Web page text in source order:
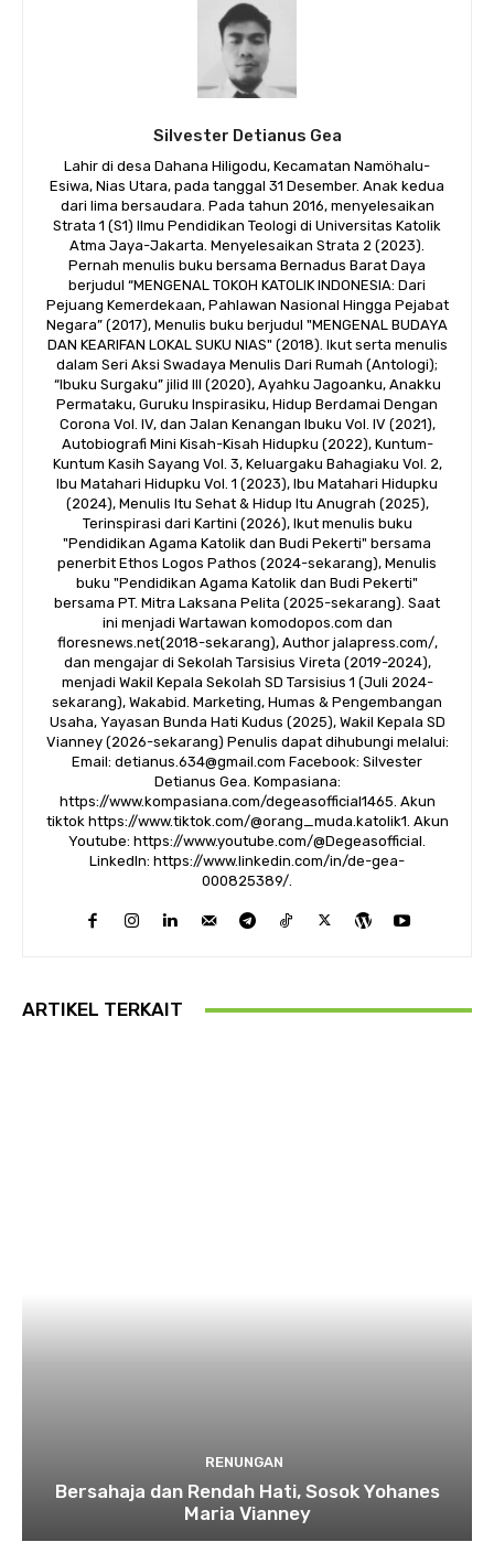
Silvester Detianus Gea
Lahir di desa Dahana Hiligodu, Kecamatan Namöhalu-
Esiwa, Nias Utara, pada tanggal 31 Desember. Anak kedua
dari lima bersaudara. Pada tahun 2016, menyelesaikan
Strata 1 (S1) Ilmu Pendidikan Teologi di Universitas Katolik
Atma Jaya-Jakarta. Menyelesaikan Strata 2 (2023).
Pernah menulis buku bersama Bernadus Barat Daya
berjudul “MENGENAL TOKOH KATOLIK INDONESIA: Dari
Pejuang Kemerdekaan, Pahlawan Nasional Hingga Pejabat
Negara” (2017), Menulis buku berjudul "MENGENAL BUDAYA
DAN KEARIFAN LOKAL SUKU NIAS" (2018). Ikut serta menulis
dalam Seri Aksi Swadaya Menulis Dari Rumah (Antologi);
“Ibuku Surgaku” jilid III (2020), Ayahku Jagoanku, Anakku
Permataku, Guruku Inspirasiku, Hidup Berdamai Dengan
Corona Vol. IV, dan Jalan Kenangan Ibuku Vol. IV (2021),
Autobiografi Mini Kisah-Kisah Hidupku (2022), Kuntum-
Kuntum Kasih Sayang Vol. 3, Keluargaku Bahagiaku Vol. 2,
Ibu Matahari Hidupku Vol. 1 (2023), Ibu Matahari Hidupku
(2024), Menulis Itu Sehat & Hidup Itu Anugrah (2025),
Terinspirasi dari Kartini (2026), Ikut menulis buku
"Pendidikan Agama Katolik dan Budi Pekerti" bersama
penerbit Ethos Logos Pathos (2024-sekarang), Menulis
buku "Pendidikan Agama Katolik dan Budi Pekerti"
bersama PT. Mitra Laksana Pelita (2025-sekarang). Saat
ini menjadi Wartawan komodopos.com dan
floresnews.net(2018-sekarang), Author jalapress.com/,
dan mengajar di Sekolah Tarsisius Vireta (2019-2024),
menjadi Wakil Kepala Sekolah SD Tarsisius 1 (Juli 2024-
sekarang), Wakabid. Marketing, Humas & Pengembangan
Usaha, Yayasan Bunda Hati Kudus (2025), Wakil Kepala SD
Vianney (2026-sekarang) Penulis dapat dihubungi melalui:
Email: detianus.634@gmail.com Facebook: Silvester
Detianus Gea. Kompasiana:
https://www.kompasiana.com/degeasofficial1465. Akun
tiktok https://www.tiktok.com/@orang_muda.katolik1. Akun
Youtube: https://www.youtube.com/@Degeasofficial.
LinkedIn: https://www.linkedin.com/in/de-gea-
000825389/.
ARTIKEL TERKAIT
RENUNGAN
Bersahaja dan Rendah Hati, Sosok Yohanes
Maria Vianney